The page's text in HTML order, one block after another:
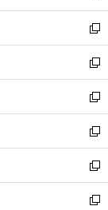
ウ
で
開
く
ン
ド
ウ
で
開
く
ウ
ィ
ン
ド
ウ
で
開
く
し
い
ウ
ィ
ン
ド
ウ
で
開
く
新
し
い
ウ
ィ
ン
ド
ウ
で
開
く
新
し
い
ウ
ィ
ン
ド
ウ
で
新
し
い
ウ
ィ
ン
ド
新
し
い
ウ
ィ
新
し
い
新